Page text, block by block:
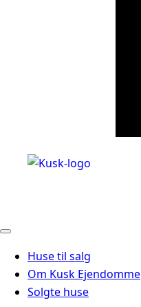
Huse til salg
Om Kusk Ejendomme
Solgte huse